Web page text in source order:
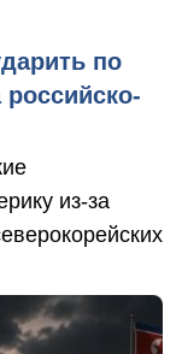
по
российско-
из-за